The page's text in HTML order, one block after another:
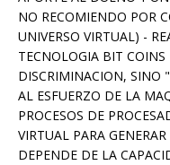
NO RECOMIENDO POR
UNIVERSO VIRTUAL) -
TECNOLOGIA BIT
DISCRIMINACION, SINO
AL ESFUERZO DE LA
PROCESOS DE
VIRTUAL PARA
DEPENDE DE LA